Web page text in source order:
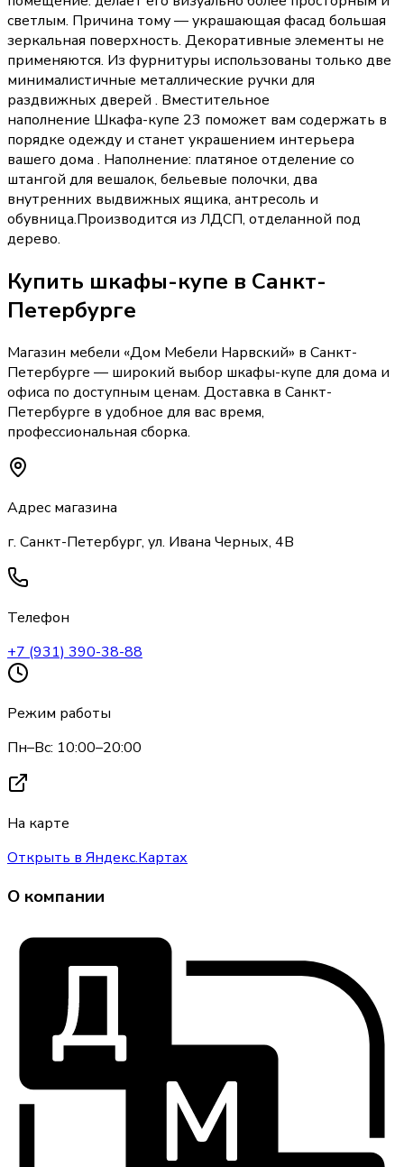
светлым. Причина тому — украшающая фасад большая
зеркальная поверхность. Декоративные элементы не
применяются. Из фурнитуры использованы только две
минималистичные металлические ручки для
раздвижных дверей . Вместительное
наполнение Шкафа-купе 23 поможет вам содержать в
порядке одежду и станет украшением интерьера
вашего дома . Наполнение: платяное отделение со
штангой для вешалок, бельевые полочки, два
внутренних выдвижных ящика, антресоль и
обувница.Производится из ЛДСП, отделанной под
дерево.
Купить шкафы-купе в Санкт-
Петербурге
Магазин мебели «Дом Мебели Нарвский» в Санкт-
Петербурге — широкий выбор шкафы-купе для дома и
офиса по доступным ценам. Доставка в Санкт-
Петербурге в удобное для вас время,
профессиональная сборка.
Адрес магазина
г. Санкт-Петербург, ул. Ивана Черных, 4В
Телефон
+7 (931) 390-38-88
Режим работы
Пн–Вс: 10:00–20:00
На карте
Открыть в Яндекс.Картах
О компании